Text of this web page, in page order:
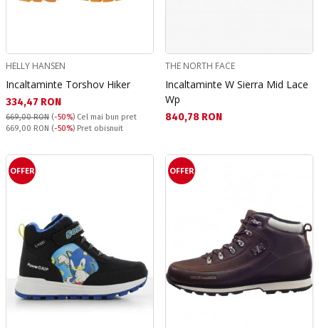
HELLY HANSEN
Incaltaminte Torshov Hiker
Текуща цена:
334,47 RON
669,00 RON (-50%) Cel mai bun pret
Pret obisnuit:
669,00 RON (-50%) Pret obisnuit
THE NORTH FACE
Incaltaminte W Sierra Mid Lace
Wp
Текуща цена:
840,78 RON
OFFER OFFER